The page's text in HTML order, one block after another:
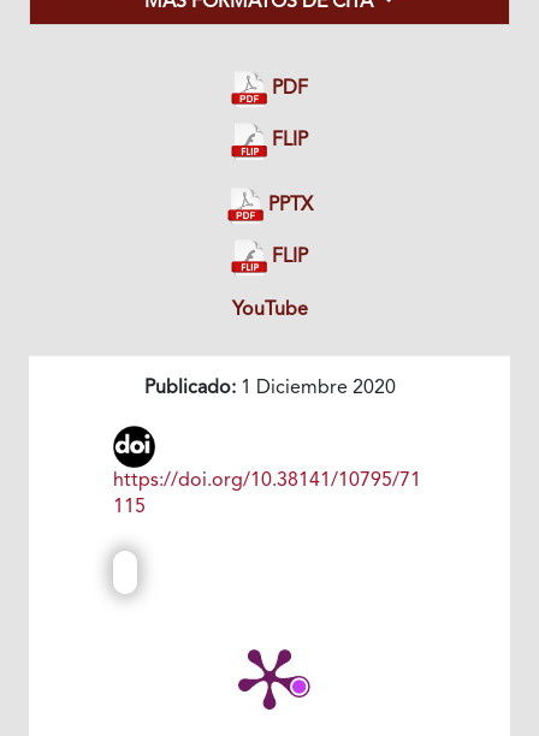
PDF
FLIP
PPTX
FLIP
YouTube
Publicado:1 Diciembre 2020
https://doi.org/10.38141/10795/71
115